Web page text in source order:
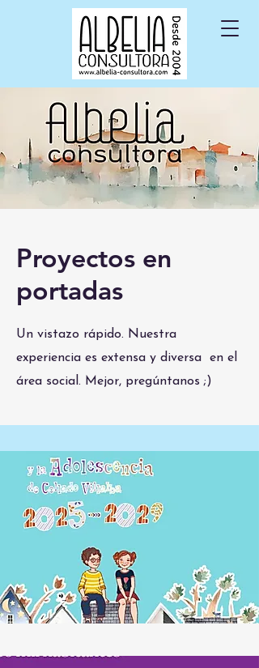
Proyectos en
portadas
Un vistazo rápido. Nuestra
experiencia es extensa y diversa en el
área social. Mejor, pregúntanos ;)